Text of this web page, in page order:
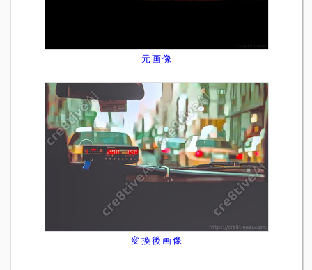
元画像
変換後画像